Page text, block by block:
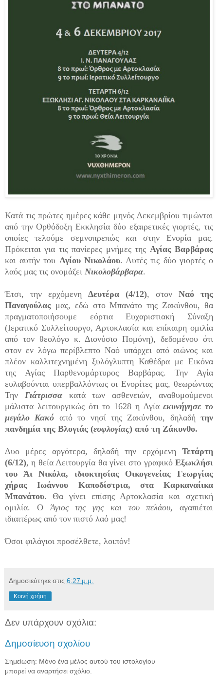
Κατά τις πρώτες ημέρες κάθε μηνός Δεκεμβρίου τιμώνται
από την Ορθόδοξη Εκκλησία δύο εξαιρετικές γιορτές, τις
οποίες τελούμε σεμνοπρεπώς και στην Ενορία μας.
Πρόκειται για τις πανίερες μνήμες της Αγίας Βαρβάρας
και αυτήν του Αγίου Νικολάου. Αυτές τις δύο γιορτές ο
λαός μας τις ονομάζει Νικολοβάρβαρα.
Έτσι, την ερχόμενη Δευτέρα (4/12), στον Ναό της
Παναγούλας μας, εδώ στο Μπανάτο της Ζακύνθου, θα
πραγματοποιήσουμε εόρτια Ευχαριστιακή Σύναξη
(Ιερατικό Συλλείτουργο, Αρτοκλασία και επίκαιρη ομιλία
από τον θεολόγο κ. Διονύσιο Πομόνη), δεδομένου ότι
στον εν λόγω περίβλεπτο Ναό υπάρχει από αιώνος και
πλέον καλλιτεχνημένη ξυλόγλυπτη Καθέδρα με Εικόνα
της Αγίας Παρθενομάρτυρος Βαρβάρας. Την Αγία
ευλαβούνται υπερβαλλόντως οι Ενορίτες μας, θεωρώντας
Την Γιάτρισσακατά των ασθενειών, αναθυμούμενοι
μάλιστα λειτουργικώς ότι το 1628 η Αγίαεκυνήγησε το
μεγάλο Κακό από το νησί της Ζακύνθου, δηλαδή την
πανδημία της Βλογιάς (ευφλογίας) από τη Ζάκυνθο.
Δυο μέρες αργότερα, δηλαδή την ερχόμενη Τετάρτη
(6/12), η θεία Λειτουργία θα γίνει στο γραφικό Εξωκλήσι
του Άι Νικόλα, ιδιοκτησίας Οικογενείας Γεωργίας
χήρας Ιωάννου Καποδίστρια, στα Καρκαναίικα
Μπανάτου. Θα γίνει επίσης Αρτοκλασία και σχετική
ομιλία. Ο Άγιος της γης και του πελάου,
αγαπιέται
ιδιαιτέρως από τον πιστό λαό μας!
Όσοι φιλάγιοι προσέλθετε, λοιπόν!
Δημοσιεύτηκε στις 6:27 μ.μ.
Κοινή χρήση
Δεν υπάρχουν σχόλια:
Δημοσίευση σχολίου
Σημείωση: Μόνο ένα μέλος αυτού του ιστολογίου
μπορεί να αναρτήσει σχόλιο.